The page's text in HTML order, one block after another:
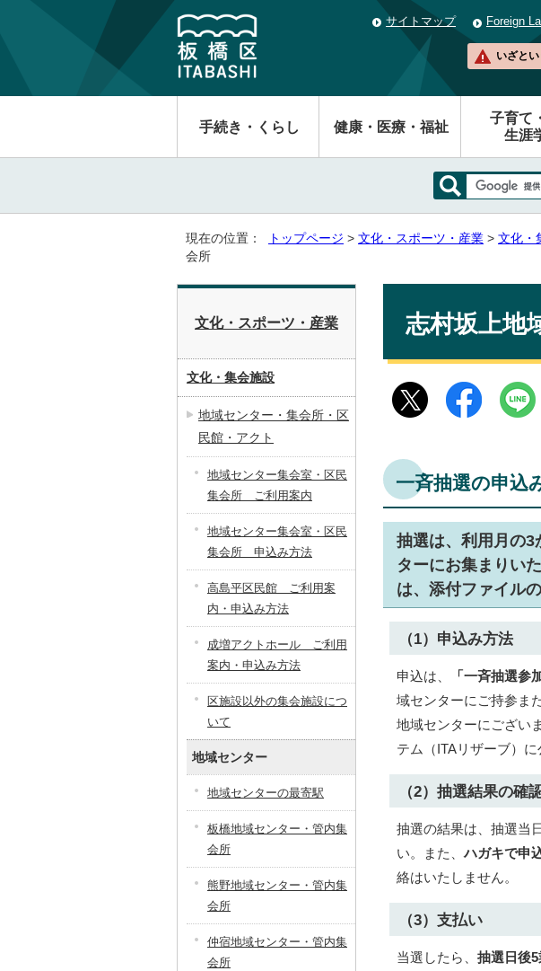
サイトマップ Foreign
いざと
手続き・くらし 健康・医療・福祉
子育て
生涯
現在の位置： トップページ > 文化・スポーツ・産業 > 文化・
会所
志村坂上地
一斉抽選の申込
抽選は、利用月の
ターにお集まりい
は、添付ファイル
（1）申込み方法
申込は、 「一斉抽選参
域センターにご持参ま
地域センターにござい
テム（ITAリザーブ）
（2）抽選結果の確
抽選の結果は、抽選当
い。また、ハガキで申
絡はいたしません。
（3）支払い
当選したら、 抽選日後
文化・スポーツ・産業
文化・集会施設
地域センター・集会所・区
民館・アクト
地域センター集会室・区民
集会所 ご利用案内
地域センター集会室・区民
集会所 申込み方法
高島平区民館 ご利用案
内・申込み方法
成増アクトホール ご利用
案内・申込み方法
区施設以外の集会施設につ
いて
地域センター
地域センターの最寄駅
板橋地域センター・管内集
会所
熊野地域センター・管内集
会所
仲宿地域センター・管内集
会所